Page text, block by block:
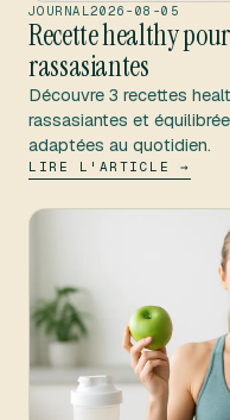
JOURNAL2026-08-05
Recette healthy
rassasiantes
Découvre 3 recettes
rassasiantes et
adaptées au quotidien.
LIRE L'ARTICLE →